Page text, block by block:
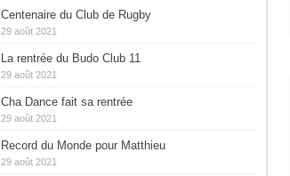
Centenaire du Club de Rugby
29 août 2021
La rentrée du Budo Club 11
29 août 2021
Cha Dance fait sa rentrée
29 août 2021
Record du Monde pour Matthieu
29 août 2021